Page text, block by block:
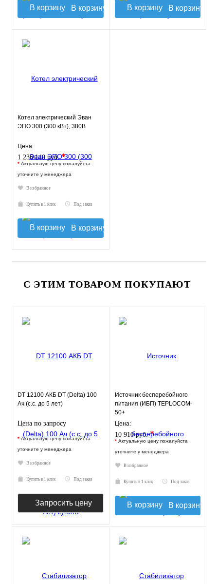
В корзину В корзину
Котел электрический Эван
ЭПО 300 (300 кВт), 380В
Цена:
1 236 140 руб.*
* Актуальную цену пожалуйста
уточните у менеджера
В избранное
Купить в 1 клик Под заказ
В корзину
С ЭТИМ ТОВАРОМ ПОКУПАЮТ
DT 12100 АКБ DT (Delta) 100
Ач (с.с. до 5 лет)
Цена по запросу
* Актуальную цену пожалуйста
уточните у менеджера
В избранное
Купить в 1 клик Под заказ
Запросить цену
Источник бесперебойного
питания (ИБП) TEPLOCOM-
50+
Цена:
10 910 руб.*
* Актуальную цену пожалуйста
уточните у менеджера
В избранное
Купить в 1 клик Под заказ
В корзину